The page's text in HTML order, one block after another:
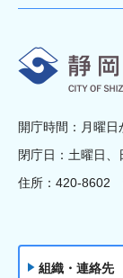
開庁時間：月曜
閉庁日：土曜日
住所：420-8602
組織・連絡先